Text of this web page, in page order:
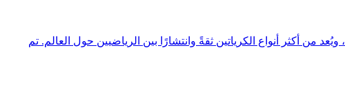
كريافورس كرياتين هو كرياتين Creapure® الألماني المعروف بجودته العالية ونقائه الممتاز. يُقدَّم من الشركة الألمانية الأم Crea Force، ويُعد من أكثر أنواع الكرياتين ثقةً وانتشارًا بين الرياضيين حول العالم. تم